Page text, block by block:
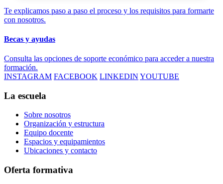
Te explicamos paso a paso el proceso y los requisitos para formarte
con nosotros.
Becas y ayudas
Consulta las opciones de soporte económico para acceder a nuestra
formación.
INSTAGRAM FACEBOOK LINKEDIN YOUTUBE
La escuela
Sobre nosotros
Organización y estructura
Equipo docente
Espacios y equipamientos
Ubicaciones y contacto
Oferta formativa